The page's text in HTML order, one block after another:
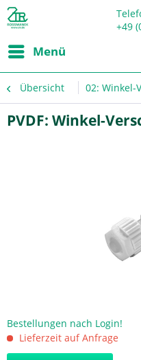
+49
Menü
Übersicht 02: Winkel-
PVDF: Winkel-
Bestellungen nach Login!
Lieferzeit auf Anfrage